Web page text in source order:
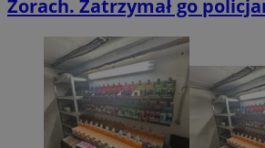
Żorach. Zatrzymał go